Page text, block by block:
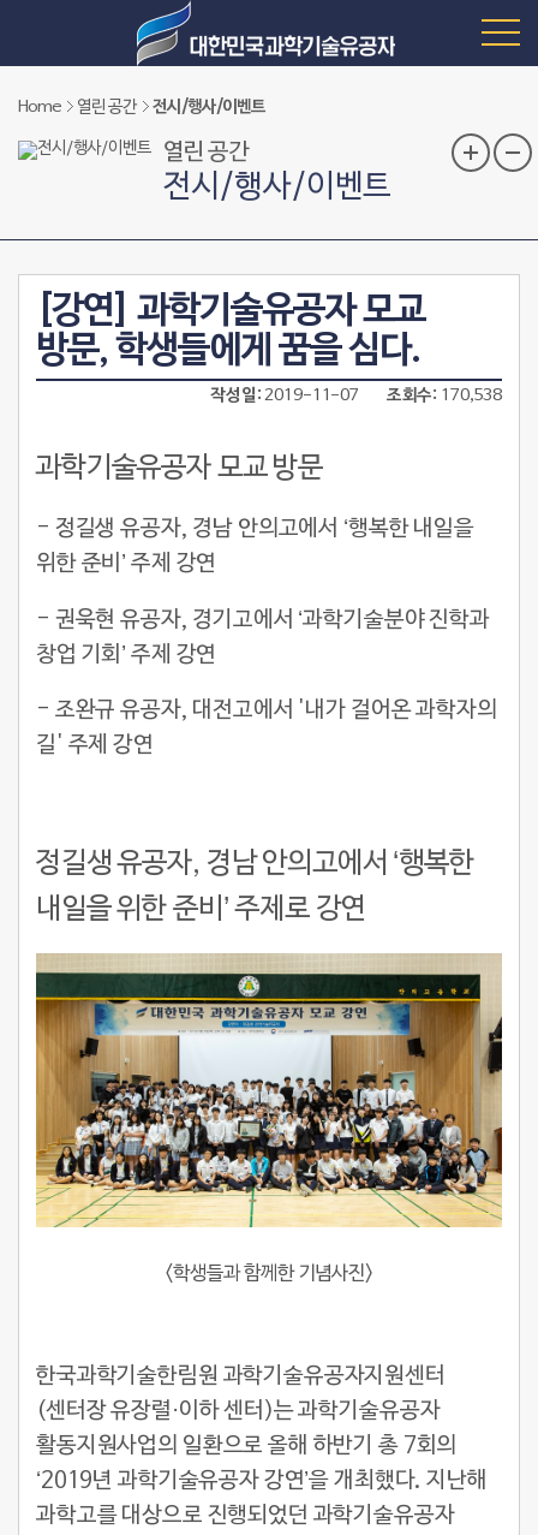
Home 열린 공간 전시/행사/이벤트
열린 공간
전시/행사/이벤트
[강연] 과학기술유공자 모교
방문, 학생들에게 꿈을 심다.
작성일 2019-11-07 조회수 170,538
과학기술유공자 모교 방문
- 정길생 유공자, 경남 안의고에서 ‘행복한 내일을
위한 준비’ 주제 강연
- 권욱현 유공자, 경기고에서 ‘과학기술분야 진학과
창업 기회’ 주제 강연
- 조완규 유공자, 대전고에서 '내가 걸어온 과학자의
길' 주제 강연
정길생 유공자, 경남 안의고에서 ‘행복한
내일을 위한 준비 ’ 주제로 강연
<학생들과 함께한 기념사진>
한국과학기술한림원 과학기술유공자지원센터
(센터장 유장렬·이하 센터)는 과학기술유공자
활동지원사업의 일환으로 올해 하반기 총 7회의
‘2019년 과학기술유공자 강연’을 개최했다. 지난해
과학고를 대상으로 진행되었던 과학기술유공자